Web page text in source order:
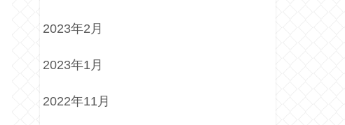
2023年2月
2023年1月
2022年11月